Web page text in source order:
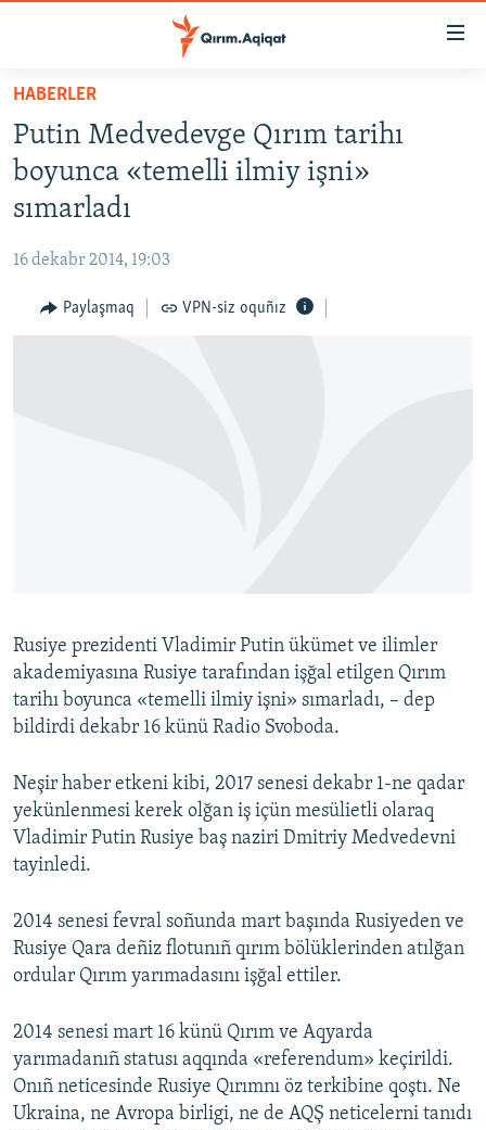
Esas
qaytmaq
Baş
navigatsiyağa
qaytmaq
Qıdıruvğa
İQTİSADİYAT
MEDENİYET
İNSAN AQLARI
RFE/RS bütün saytları
HABERLER
Putin Medvedevge Qırım tarihı
boyunca «temelli ilmiy işni»
sımarladı
16 dekabr 2014, 19:03
Paylaşmaq VPN-siz oquñız
Rusiye prezidenti Vladimir Putin ükümet ve ilimler
akademiyasına Rusiye tarafından işğal etilgen Qırım
tarihı boyunca «temelli ilmiy işni» sımarladı, – dep
bildirdi dekabr 16 künü Radіo Svoboda.
Neşir haber etkeni kibi, 2017 senesi dekabr 1-ne qadar
yekünlenmesi kerek olğan iş içün mesülietli olaraq
Vladimir Putin Rusiye baş naziri Dmitriy Medvedevni
tayinledi.
2014 senesi fevral soñunda mart başında Rusiyeden ve
Rusiye Qara deñiz flotunıñ qırım bölüklerinden atılğan
ordular Qırım yarımadasını işğal ettiler.
2014 senesi mart 16 künü Qırım ve Aqyarda
yarımadanıñ statusı aqqında «referendum» keçirildi.
Onıñ neticesinde Rusiye Qırımnı öz terkibine qoştı. Ne
Ukraina, ne Avropa birligi, ne de AQŞ neticelerni tanıdı